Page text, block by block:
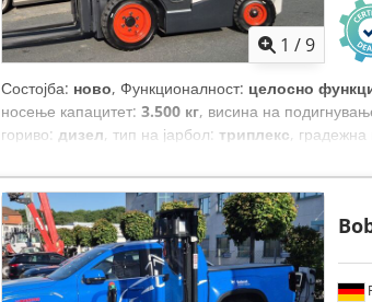
1 /9
Состојба: ново, Функционалност: целосно
носење капацитет: 3.500 кг, висина на
гориво: дизел, тип на јарбол: триплекс, градежна
,
вкупна должина:2.750 мм, тип на погон:Diesel,